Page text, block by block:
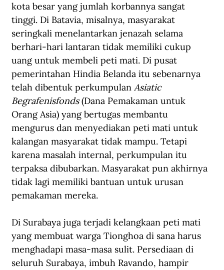
kota besar yang jumlah korbannya sangat
tinggi. Di Batavia, misalnya, masyarakat
seringkali menelantarkan jenazah selama
berhari-hari lantaran tidak memiliki cukup
uang untuk membeli peti mati. Di pusat
pemerintahan Hindia Belanda itu sebenarnya
telah dibentuk perkumpulan Asiatic
Begrafenisfonds (Dana Pemakaman untuk
Orang Asia) yang bertugas membantu
mengurus dan menyediakan peti mati untuk
kalangan masyarakat tidak mampu. Tetapi
karena masalah internal, perkumpulan itu
terpaksa dibubarkan. Masyarakat pun akhirnya
tidak lagi memiliki bantuan untuk urusan
pemakaman mereka.
Di Surabaya juga terjadi kelangkaan peti mati
yang membuat warga Tionghoa di sana harus
menghadapi masa-masa sulit. Persediaan di
seluruh Surabaya, imbuh Ravando, hampir